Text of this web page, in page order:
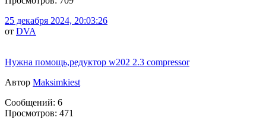
25 декабря 2024, 20:03:26
от DVA
Нужна помощь,редуктор w202 2.3 compressor
Автор Maksimkiest
Сообщений: 6
Просмотров: 471